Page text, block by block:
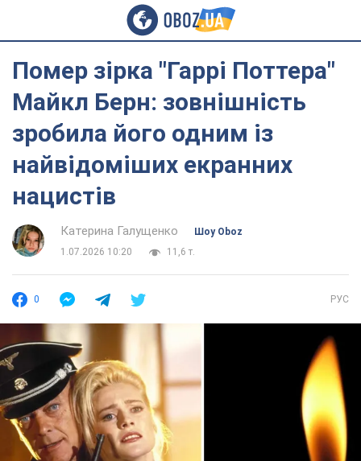
Помер зірка "Гаррі Поттера"
Майкл Берн: зовнішність
зробила його одним із
найвідоміших екранних
нацистів
Катерина Галущенко
Шоу Oboz
1.07.2026 10:20
11,6 т.
0 РУС